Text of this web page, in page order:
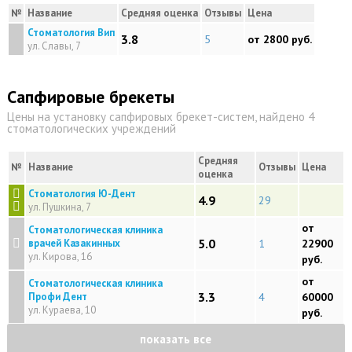
№ Название Средняя оценка Отзывы Цена
Стоматология Вип
ул. Славы, 7
3.8 5 от 2800 руб.
Сапфировые брекеты
Цены на установку сапфировых брекет-систем, найдено 4
стоматологических учреждений
№ Название
Средняя
оценка
Отзывы Цена
Стоматология Ю-Дент
ул. Пушкина, 7
4.9 29
Стоматологическая клиника
врачей Казакинных
ул. Кирова, 16
5.0 1
от
22900
руб.
Стоматологическая клиника
Профи Дент
ул. Кураева, 10
3.3 4
от
60000
руб.
показать все